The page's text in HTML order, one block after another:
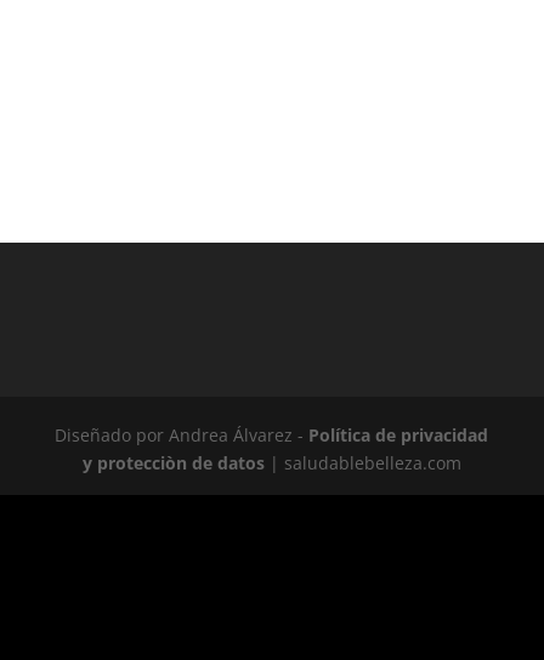
Diseñado por Andrea Álvarez - Política de privacidad
y protecciòn de datos| saludablebelleza.com